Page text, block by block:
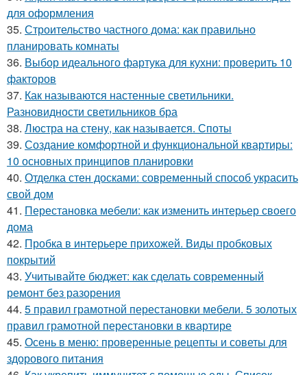
для оформления
35. Строительство частного дома: как правильно
планировать комнаты
36. Выбор идеального фартука для кухни: проверить 10
факторов
37. Как называются настенные светильники.
Разновидности светильников бра
38. Люстра на стену, как называется. Споты
39. Создание комфортной и функциональной квартиры:
10 основных принципов планировки
40. Отделка стен досками: современный способ украсить
свой дом
41. Перестановка мебели: как изменить интерьер своего
дома
42. Пробка в интерьере прихожей. Виды пробковых
покрытий
43. Учитывайте бюджет: как сделать современный
ремонт без разорения
44. 5 правил грамотной перестановки мебели. 5 золотых
правил грамотной перестановки в квартире
45. Осень в меню: проверенные рецепты и советы для
здорового питания